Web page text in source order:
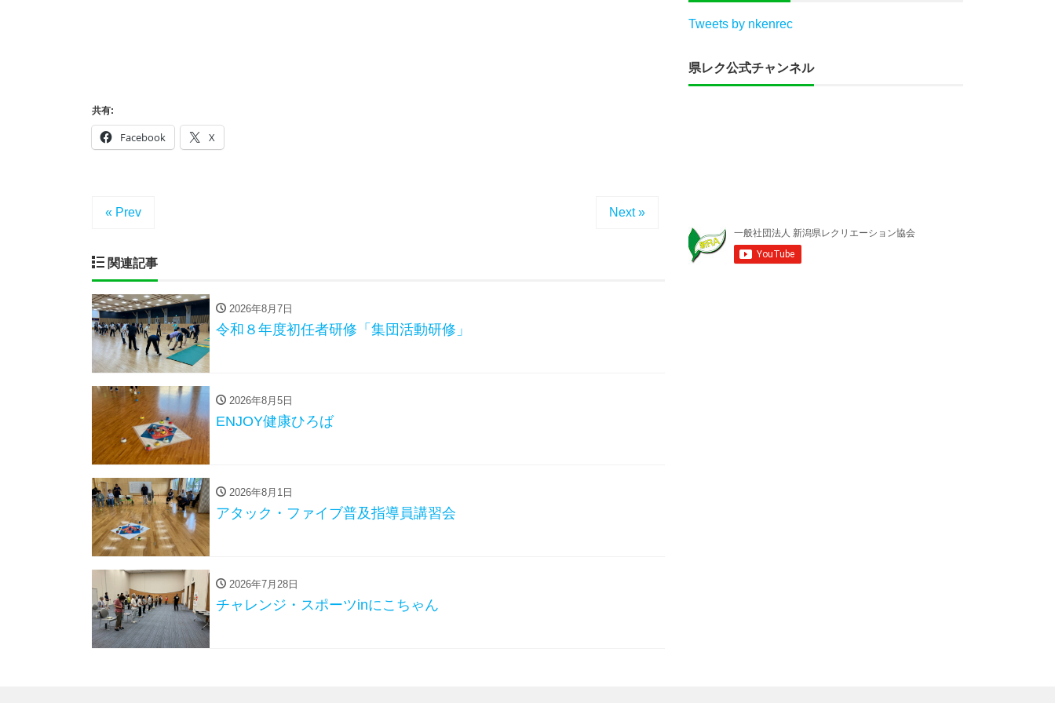
共有:
Facebook X
« Prev Next »
関連記事
2026年8月7日
令和８年度初任者研修「集団活動研修」
2026年8月5日
ENJOY健康ひろば
2026年8月1日
アタック・ファイブ普及指導員講習会
2026年7月28日
チャレンジ・スポーツinにこちゃん
Tweets by nkenrec
県レク公式チャンネル